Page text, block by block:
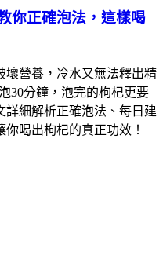
你正確泡法，這樣喝
壞營養，冷水又無法釋出精
30分鐘，泡完的枸杞更要
詳細解析正確泡法、每日建
喝出枸杞的真正功效！